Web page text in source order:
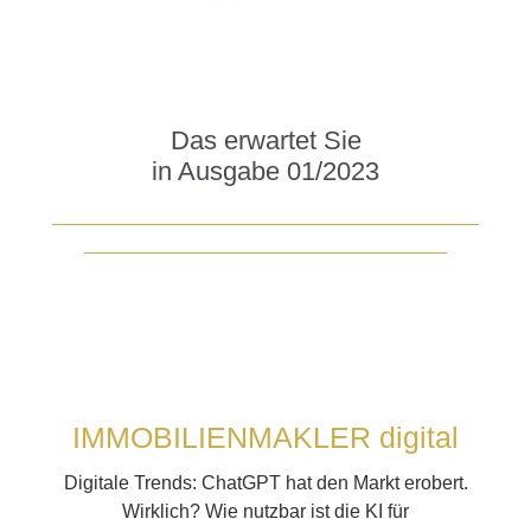
Das erwartet Sie
in Ausgabe 01/2023
IMMOBILIENMAKLER digital
Digitale Trends: ChatGPT hat den Markt erobert.
Wirklich? Wie nutzbar ist die KI für